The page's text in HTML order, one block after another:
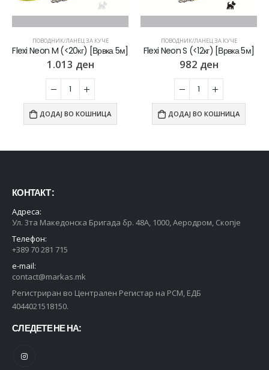
ПОВОДНИК/ЛАНЕЦ ЗА КУЧЕ
Flexi Neon M (<20кг) [Врвка 5м]
1.013 ден
ДОДАЈ ВО КОШНИЦА
ПОВОДНИК/ЛАНЕЦ ЗА КУЧЕ
Flexi Neon S (<12кг) [Врвка 5м]
982 ден
ДОДАЈ ВО КОШНИЦА
КОНТАКТ :
Адреса:
Ул. 3та Македонска Бригада бр. 48А, 1000, Аеродром, Скопје
Телефон:
+389 70 281 715
e-mail:
contact@markas.mk
Регистриран во Централен Регистар на РСМ, ЕДБ
4044021518150.
СЛЕДЕТЕ НЕ НА: